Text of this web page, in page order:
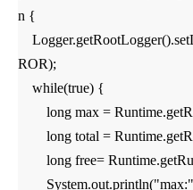
n {
ROR);
while(true) {
long max =
long total =
long free=